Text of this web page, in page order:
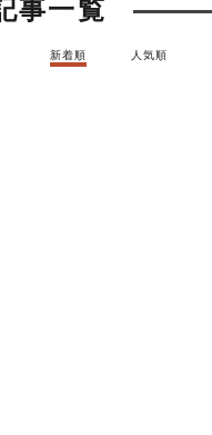
事一覧
新着順 人気順